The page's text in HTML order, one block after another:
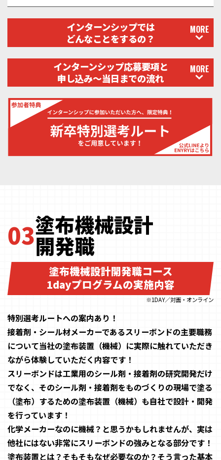
インターンシップでは
どんなことをするの？
MORE
インターンシップ応募要項と
申し込み〜当日までの流れ
MORE
03塗布機械設計
開発職
塗布機械設計開発職コース
1dayプログラムの実施内容
※1DAY／対面・オンライン
特別選考ルートへの案内あり！
接着剤・シール材メーカーであるスリーボンドの主要職務
について当社の塗布装置（機械）に実際に触れていただき
ながら体験していただく内容です！
スリーボンドは工業用のシール剤・接着剤の研究開発だけ
でなく、そのシール剤・接着剤をものづくりの現場で塗る
（塗布）するための塗布装置（機械）も自社で設計・開発
を行っています！
化学メーカーなのに機械？と思うかもしれませんが、実は
他社にはない非常にスリーボンドの強みとなる部分です！
塗布装置とは？そもそもなぜ必要なのか？そう言った基本